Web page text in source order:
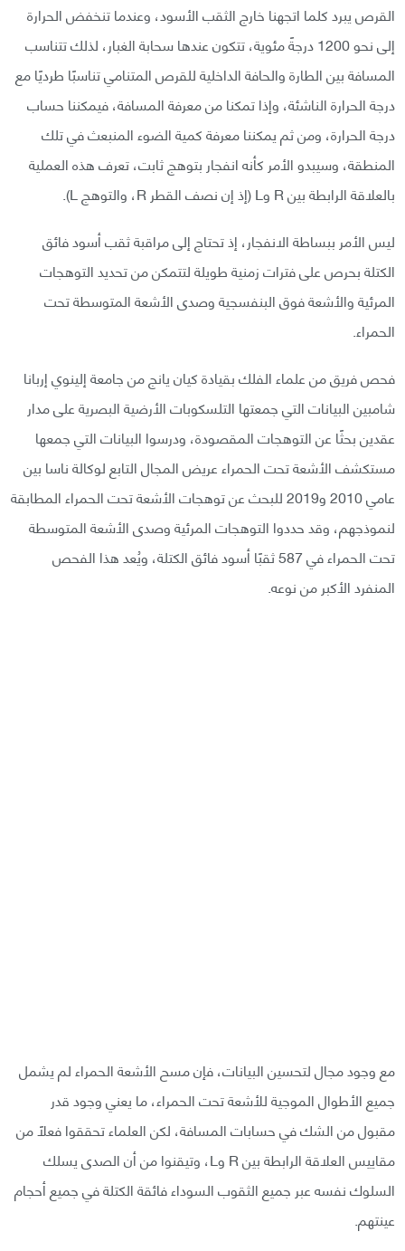
القرص يبرد كلما اتجهنا خارج الثقب الأسود، وعندما تنخفض الحرارة
إلى نحو 1200 درجةً مئوية، تتكون عندها سحابة الغبار، لذلك تتناسب
المسافة بين الطارة والحافة الداخلية للقرص المتنامي تناسبًا طرديًا مع
درجة الحرارة الناشئة، وإذا تمكنا من معرفة المسافة، فيمكننا حساب
درجة الحرارة، ومن ثم يمكننا معرفة كمية الضوء المنبعث في تلك
المنطقة، وسيبدو الأمر كأنه انفجار بتوهج ثابت، تعرف هذه العملية
بالعلاقة الرابطة بين R وL (إذ إن نصف القطر R، والتوهج L).
ليس الأمر ببساطة الانفجار، إذ تحتاج إلى مراقبة ثقب أسود فائق
الكتلة بحرص على فترات زمنية طويلة لتتمكن من تحديد التوهجات
المرئية والأشعة فوق البنفسجية وصدى الأشعة المتوسطة تحت
الحمراء.
فحص فريق من علماء الفلك بقيادة كيان يانج من جامعة إلينوي إربانا
شامبين البيانات التي جمعتها التلسكوبات الأرضية البصرية على مدار
عقدين بحثًا عن التوهجات المقصودة، ودرسوا البيانات التي جمعها
مستكشف الأشعة تحت الحمراء عريض المجال التابع لوكالة ناسا بين
عامي 2010 و2019 للبحث عن توهجات الأشعة تحت الحمراء المطابقة
لنموذجهم، وقد حددوا التوهجات المرئية وصدى الأشعة المتوسطة
تحت الحمراء في 587 ثقبًا أسود فائق الكتلة، ويُعد هذا الفحص
المنفرد الأكبر من نوعه.
مع وجود مجال لتحسين البيانات، فإن مسح الأشعة الحمراء لم يشمل
جميع الأطوال الموجية للأشعة تحت الحمراء، ما يعني وجود قدر
مقبول من الشك في حسابات المسافة، لكن العلماء تحققوا فعلًا من
مقاييس العلاقة الرابطة بين R وL، وتيقنوا من أن الصدى يسلك
السلوك نفسه عبر جميع الثقوب السوداء فائقة الكتلة في جميع أحجام
عينتهم.